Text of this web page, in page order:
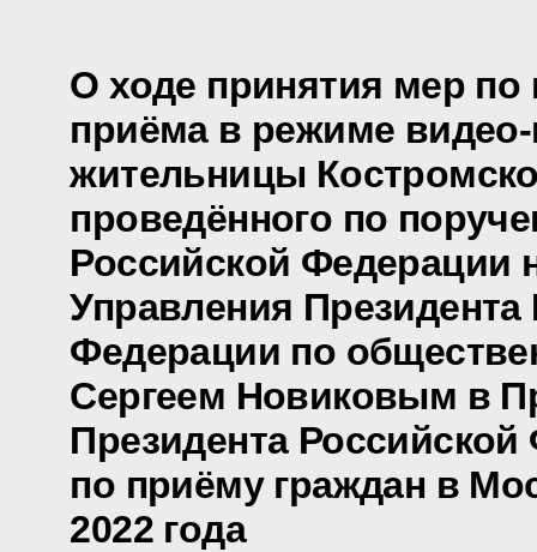
О ходе принятия мер по
приёма в режиме
жительницы
проведённого по
Российской Федерации
Управления Президента
Федерации по
Сергеем Новиковым в
Президента
по приёму граждан в
2022 года